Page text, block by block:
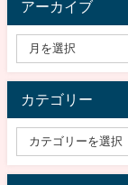
アーカイブ
カテゴリー